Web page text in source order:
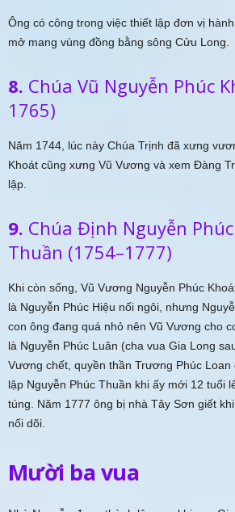
Ông có công trong việc thiết lập đơn vị
mở mang vùng đồng bằng sông Cửu Long.
8. Chúa Vũ Nguyễn Phúc
1765)
Năm 1744, lúc này Chúa Trịnh đã xưng
Khoát cũng xưng Vũ Vương và xem Đàng
lập.
9. Chúa Định Nguyễn Phúc
Thuần (1754–1777)
Khi còn sống, Vũ Vương Nguyễn Phúc
là Nguyễn Phúc Hiệu nối ngôi, nhưng
con ông đang quá nhỏ nên Vũ Vương cho
là Nguyễn Phúc Luân (cha vua Gia Long
Vương chết, quyền thần Trương Phúc Loan
lập Nguyễn Phúc Thuần khi ấy mới 12 tuổi
túng. Năm 1777 ông bị nhà Tây Sơn giết
nối dõi.
Mười ba vua